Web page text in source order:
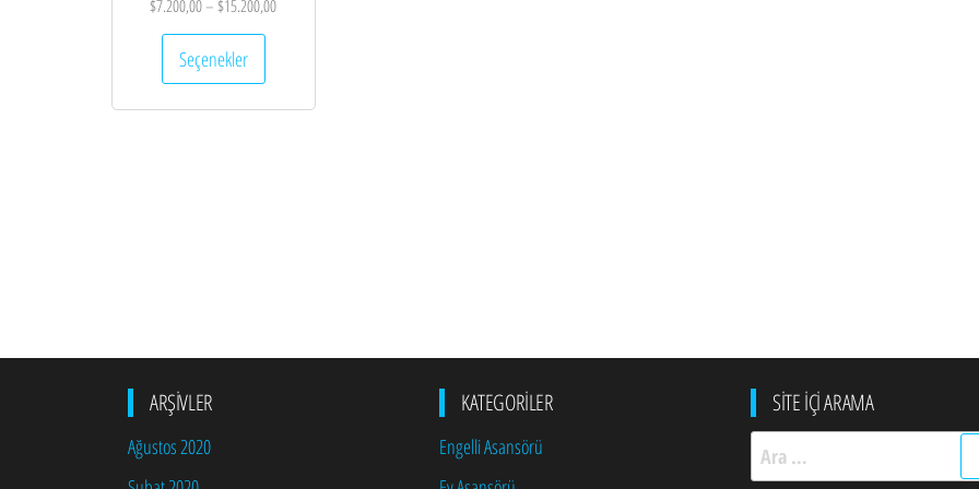
$7.200,00–$15.200,00
Seçenekler
Bu
birden
ARŞIVLER
Ağustos 2020
KATEGORILER
Engelli Asansörü
SITE İÇI ARAMA
Arama: